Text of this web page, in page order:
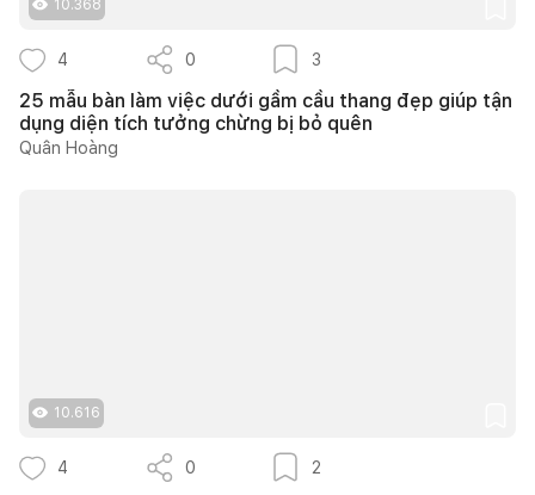
10.368
4 0 3
25 mẫu bàn làm việc dưới gầm cầu thang đẹp giúp tận
dụng diện tích tưởng chừng bị bỏ quên
Quân Hoàng
10.616
4 0 2